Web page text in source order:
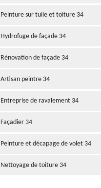
Peinture sur tuile et toiture 34
Hydrofuge de façade 34
Rénovation de façade 34
Artisan peintre 34
Entreprise de ravalement 34
Façadier 34
Peinture et décapage de volet 34
Nettoyage de toiture 34